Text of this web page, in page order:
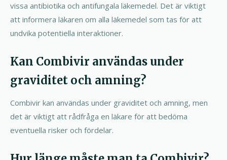
vissa antibiotika och antifungala läkemedel. Det är viktigt
att informera läkaren om alla läkemedel som tas för att
undvika potentiella interaktioner.
Kan Combivir användas under
graviditet och amning?
Combivir kan användas under graviditet och amning, men
det är viktigt att rådfråga en läkare för att bedöma
eventuella risker och fördelar.